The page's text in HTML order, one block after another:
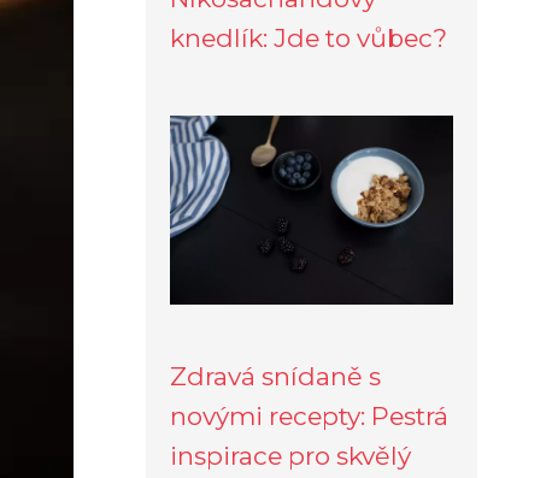
knedlík: Jde to vůbec?
Zdravá snídaně s
novými recepty: Pestrá
inspirace pro skvělý